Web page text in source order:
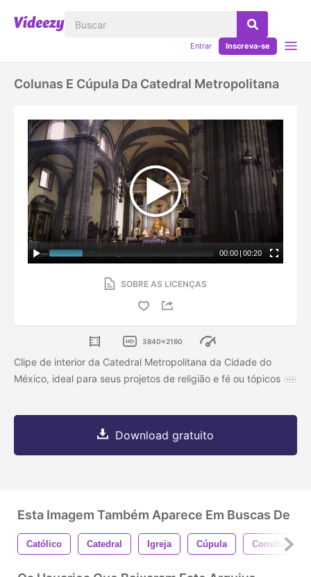
Entrar Inscreva-se
Colunas E Cúpula Da Catedral Metropolitana
00:00 | 00:20
SOBRE AS LICENÇAS
3840x2160
Clipe de interior da Catedral Metropolitana da Cidade do
México, ideal para seus projetos de religião e fé ou tópicos
Download gratuito
Esta Imagem Também Aparece Em Buscas De
Católico Catedral Igreja Cúpula Construção